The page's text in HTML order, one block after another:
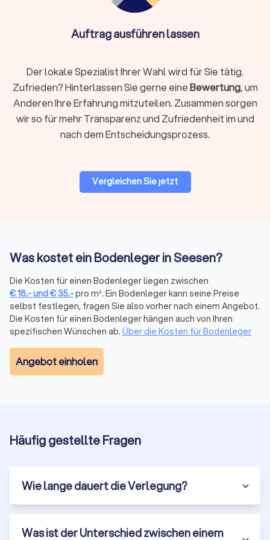
Vinyl und Designboden
Vinylboden überzeugt durch
Pflegeleichtigkeit,
Robustheit und Feuchtigkeitsbeständigkeit
täuschend echt. Sie eignen sich für Küchen, Bäder
und stark genutzte Bereiche. Die Verlegung erfolgt
schwimmend mit Klicksystem oder vollflächig
verklebt.
Laminat
schwimmende Verlegung ermöglicht schnelle
Montage ohne Kleber. Es besteht aus einer HDF-
Teppichboden
Teppichboden schafftBehaglichkeit und
Schallschutz. Auslegeware wird vollflächig verklebt
oder verspannt auf Teppichleisten verlegt. Zur
Auswahl stehen Schlingen-, Velours- und
Nadelvlies-Teppiche für Wohn- und
Gewerbebereiche. Auch Teppichfliesen werden
zunehmend beliebter.
Alternativeaus natürlichen Rohstoffen. Beide
Materialien werden als Bahnenware oder Fliesen
Preisübersicht für
Auftrag ausführen lassen
Der lokale Spezialist Ihrer Wahl wird für Sie tätig.
Zufrieden? Hinterlassen Sie gerne eineBewertung, um
Anderen Ihre Erfahrung mitzuteilen. Zusammen sorgen
wir so für mehr Transparenz und Zufriedenheit im und
nach dem Entscheidungsprozess.
Vergleichen Sie jetzt
Was kostet ein Bodenleger in Seesen?
Die Kosten für einen Bodenleger liegen zwischen
€18,-und€35,-pro m². Ein Bodenleger kann seine Preise
selbst festlegen, fragen Sie also vorher nach einem Angebot.
Die Kosten für einen Bodenleger hängen auch von Ihren
spezifischen Wünschen ab. Über die Kosten für Bodenleger
Angebot einholen
Häufig gestellte Fragen
Wie lange dauert die Verlegung?
Was ist der Unterschied zwischen einem